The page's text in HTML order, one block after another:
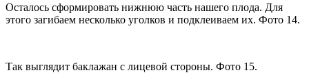
Осталось сформировать нижнюю часть нашего плода. Для
этого загибаем несколько уголков и подклеиваем их. Фото 14.
Так выглядит баклажан с лицевой стороны. Фото 15.